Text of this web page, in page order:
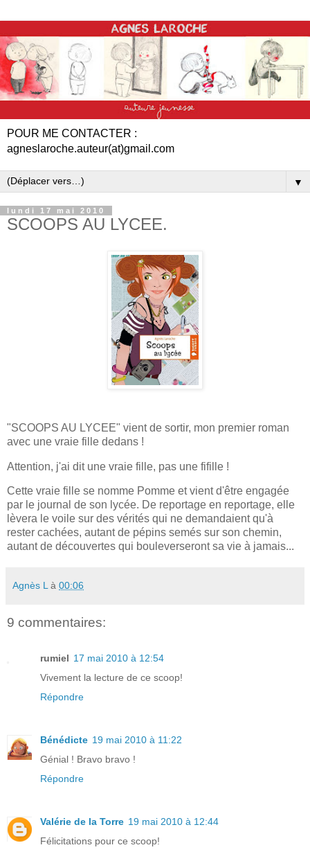
POUR ME CONTACTER :
agneslaroche.auteur(at)gmail.com
▼
lundi 17 mai 2010
SCOOPS AU LYCEE.
"SCOOPS AU LYCEE" vient de sortir, mon premier roman
avec une vraie fille dedans !
Attention, j'ai dit une vraie fille, pas une fifille !
Cette vraie fille se nomme Pomme et vient d'être engagée
par le journal de son lycée. De reportage en reportage, elle
lèvera le voile sur des vérités qui ne demandaient qu'à
rester cachées, autant de pépins semés sur son chemin,
autant de découvertes qui bouleverseront sa vie à jamais...
Agnès L à 00:06
9 commentaires:
rumiel 17 mai 2010 à 12:54
Vivement la lecture de ce scoop!
Répondre
Bénédicte 19 mai 2010 à 11:22
Génial ! Bravo bravo !
Répondre
Valérie de la Torre 19 mai 2010 à 12:44
Félicitations pour ce scoop!